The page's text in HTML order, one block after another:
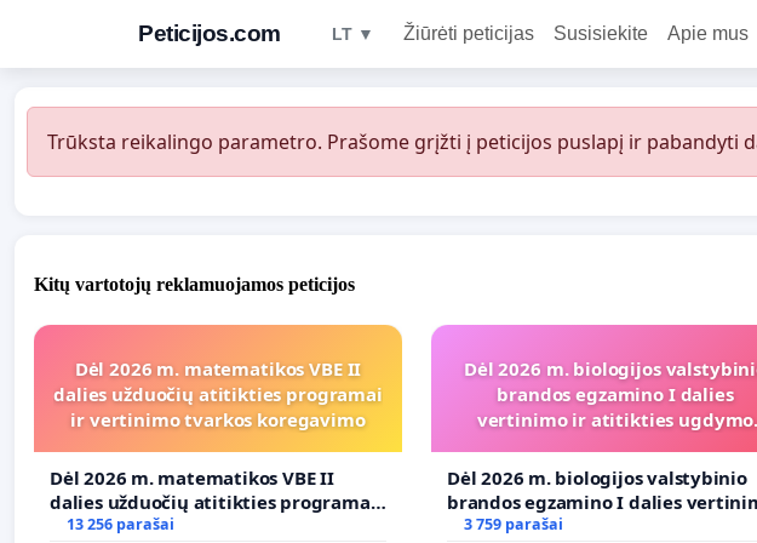
Peticijos.com LT ▼ Žiūrėti peticijas Susisiekite Apie mus
Trūksta reikalingo parametro. Prašome grįžti į peticijos puslapį ir pabandyti
Kitų vartotojų reklamuojamos peticijos
Dėl 2026 m. matematikos VBE II
dalies užduočių atitikties programai
ir vertinimo tvarkos koregavimo
Dėl 2026 m. matematikos VBE II
dalies užduočių atitikties programai
ir vertinimo tvarkos koregavimo
13 256 parašai
Dėl 2026 m. biologijos
brandos egzamino I dalies
vertinimo ir atitikties ugdymo
Dėl 2026 m. biologijos valstybinio
brandos egzamino I dalies
ir atitikties ugdymo programai
3 759 parašai